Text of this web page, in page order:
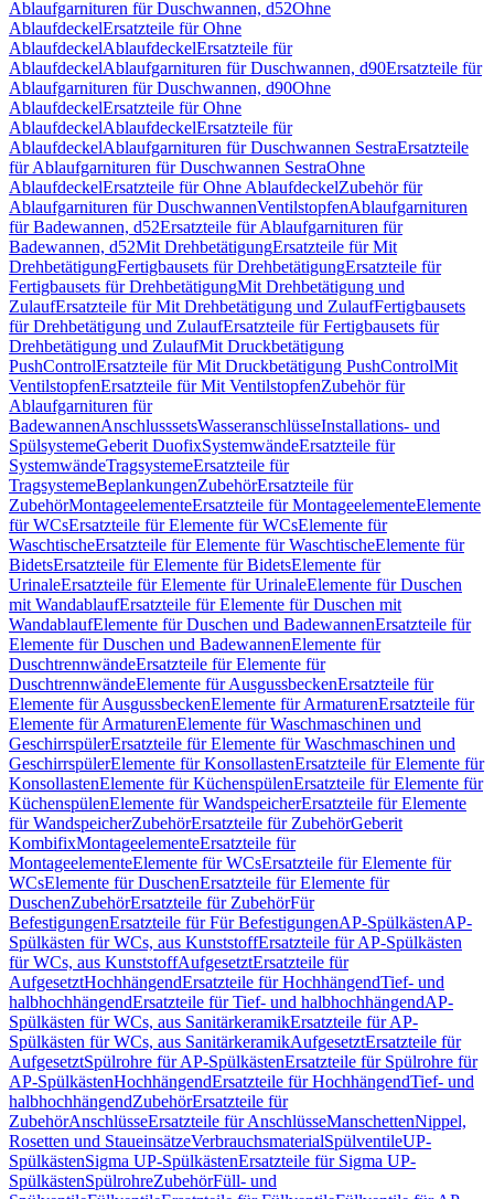
Ablaufgarnituren für Duschwannen, d52Ohne
AblaufdeckelErsatzteile für Ohne
AblaufdeckelAblaufdeckelErsatzteile für
AblaufdeckelAblaufgarnituren für Duschwannen, d90Ersatzteile für
Ablaufgarnituren für Duschwannen, d90Ohne
AblaufdeckelErsatzteile für Ohne
AblaufdeckelAblaufdeckelErsatzteile für
AblaufdeckelAblaufgarnituren für Duschwannen SestraErsatzteile
für Ablaufgarnituren für Duschwannen SestraOhne
AblaufdeckelErsatzteile für Ohne AblaufdeckelZubehör für
Ablaufgarnituren für DuschwannenVentilstopfenAblaufgarnituren
für Badewannen, d52Ersatzteile für Ablaufgarnituren für
Badewannen, d52Mit DrehbetätigungErsatzteile für Mit
DrehbetätigungFertigbausets für DrehbetätigungErsatzteile für
Fertigbausets für DrehbetätigungMit Drehbetätigung und
ZulaufErsatzteile für Mit Drehbetätigung und ZulaufFertigbausets
für Drehbetätigung und ZulaufErsatzteile für Fertigbausets für
Drehbetätigung und ZulaufMit Druckbetätigung
PushControlErsatzteile für Mit Druckbetätigung PushControlMit
VentilstopfenErsatzteile für Mit VentilstopfenZubehör für
Ablaufgarnituren für
BadewannenAnschlusssetsWasseranschlüsseInstallations- und
SpülsystemeGeberit DuofixSystemwändeErsatzteile für
SystemwändeTragsystemeErsatzteile für
TragsystemeBeplankungenZubehörErsatzteile für
ZubehörMontageelementeErsatzteile für MontageelementeElemente
für WCsErsatzteile für Elemente für WCsElemente für
WaschtischeErsatzteile für Elemente für WaschtischeElemente für
BidetsErsatzteile für Elemente für BidetsElemente für
UrinaleErsatzteile für Elemente für UrinaleElemente für Duschen
mit WandablaufErsatzteile für Elemente für Duschen mit
WandablaufElemente für Duschen und BadewannenErsatzteile für
Elemente für Duschen und BadewannenElemente für
DuschtrennwändeErsatzteile für Elemente für
DuschtrennwändeElemente für AusgussbeckenErsatzteile für
Elemente für AusgussbeckenElemente für ArmaturenErsatzteile für
Elemente für ArmaturenElemente für Waschmaschinen und
GeschirrspülerErsatzteile für Elemente für Waschmaschinen und
GeschirrspülerElemente für KonsollastenErsatzteile für Elemente für
KonsollastenElemente für KüchenspülenErsatzteile für Elemente für
KüchenspülenElemente für WandspeicherErsatzteile für Elemente
für WandspeicherZubehörErsatzteile für ZubehörGeberit
KombifixMontageelementeErsatzteile für
MontageelementeElemente für WCsErsatzteile für Elemente für
WCsElemente für DuschenErsatzteile für Elemente für
DuschenZubehörErsatzteile für ZubehörFür
BefestigungenErsatzteile für Für BefestigungenAP-SpülkästenAP-
Spülkästen für WCs, aus KunststoffErsatzteile für AP-Spülkästen
für WCs, aus KunststoffAufgesetztErsatzteile für
AufgesetztHochhängendErsatzteile für HochhängendTief- und
halbhochhängendErsatzteile für Tief- und halbhochhängendAP-
Spülkästen für WCs, aus SanitärkeramikErsatzteile für AP-
Spülkästen für WCs, aus SanitärkeramikAufgesetztErsatzteile für
AufgesetztSpülrohre für AP-SpülkästenErsatzteile für Spülrohre für
AP-SpülkästenHochhängendErsatzteile für HochhängendTief- und
halbhochhängendZubehörErsatzteile für
ZubehörAnschlüsseErsatzteile für AnschlüsseManschettenNippel,
Rosetten und StaueinsätzeVerbrauchsmaterialSpülventileUP-
SpülkästenSigma UP-SpülkästenErsatzteile für Sigma UP-
SpülkästenSpülrohreZubehörFüll- und